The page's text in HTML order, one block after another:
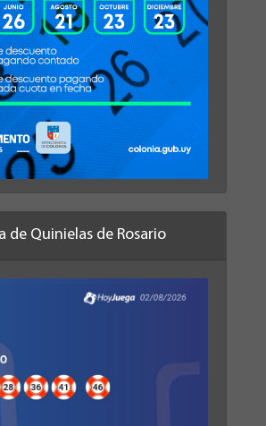
de Quinielas de Rosario